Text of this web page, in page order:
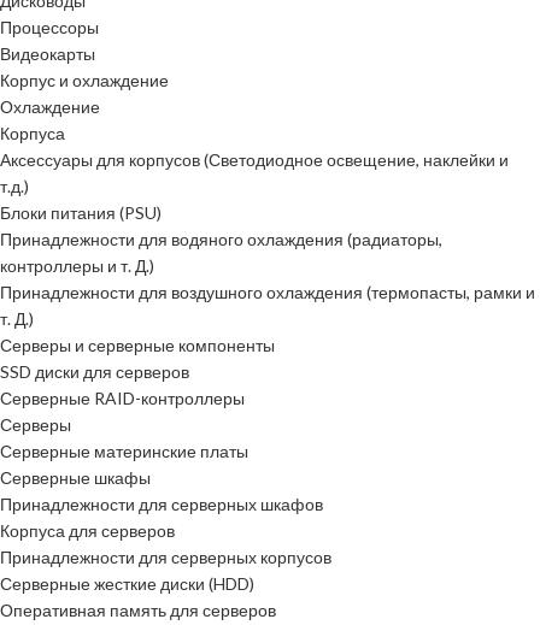
Процессоры
Видеокарты
Корпус и охлаждение
Охлаждение
Корпуса
Аксессуары для корпусов (Светодиодное освещение, наклейки и
т.д.)
Блоки питания (PSU)
Принадлежности для водяного охлаждения (радиаторы,
контроллеры и т. Д.)
Принадлежности для воздушного охлаждения (термопасты, рамки и
т. Д.)
Серверы и серверные компоненты
SSD диски для серверов
Серверные RAID-контроллеры
Серверы
Серверные материнские платы
Серверные шкафы
Принадлежности для серверных шкафов
Корпуса для серверов
Принадлежности для серверных корпусов
Серверные жесткие диски (HDD)
Оперативная память для серверов